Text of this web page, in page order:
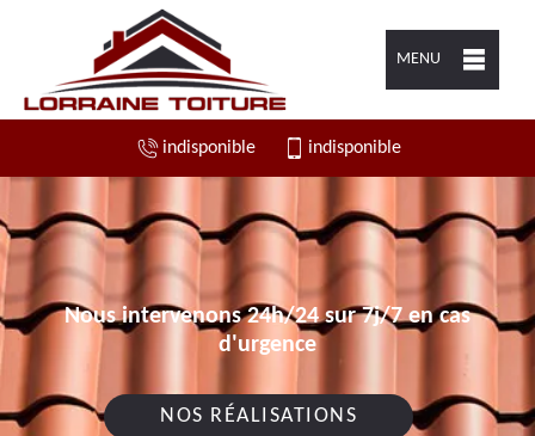
MENU
indisponible indisponible
Nous intervenons 24h/24 sur 7j/7 en cas
d'urgence
NOS RÉALISATIONS